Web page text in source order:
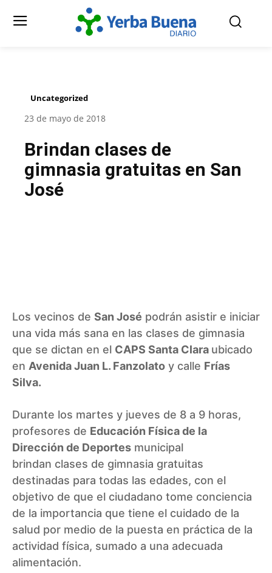
Uncategorized
23 de mayo de 2018
Brindan clases de
gimnasia gratuitas en San
José
Los vecinos de San José podrán asistir e iniciar
una vida más sana en las clases de gimnasia
que se dictan en el CAPS Santa Clara ubicado
en Avenida Juan L. Fanzolato y calle Frías
Silva.
Durante los martes y jueves de 8 a 9 horas,
profesores de Educación Física de la
Dirección de Deportes municipal
brindan clases de gimnasia gratuitas
destinadas para todas las edades, con el
objetivo de que el ciudadano tome conciencia
de la importancia que tiene el cuidado de la
salud por medio de la puesta en práctica de la
actividad física, sumado a una adecuada
alimentación.